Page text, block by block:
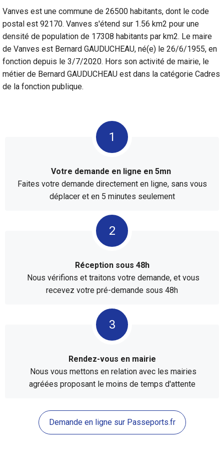
Vanves est une commune de 26500 habitants, dont le code
postal est 92170. Vanves s'étend sur 1.56 km2 pour une
densité de population de 17308 habitants par km2. Le maire
de Vanves est Bernard GAUDUCHEAU, né(e) le 26/6/1955, en
fonction depuis le 3/7/2020. Hors son activité de mairie, le
métier de Bernard GAUDUCHEAU est dans la catégorie Cadres
de la fonction publique.
Votre demande en ligne en 5mn
Faites votre demande directement en ligne, sans vous
déplacer et en 5 minutes seulement
Réception sous 48h
Nous vérifions et traitons votre demande, et vous
recevez votre pré-demande sous 48h
Rendez-vous en mairie
Nous vous mettons en relation avec les mairies
agréées proposant le moins de temps d'attente
Demande en ligne sur Passeports.fr